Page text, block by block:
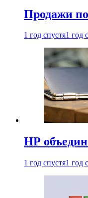
Продажи
1 год спустя1 год
HP
1 год спустя1 год